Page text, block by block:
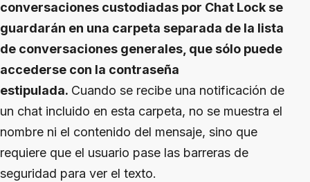
conversaciones custodiadas por Chat Lock se
guardarán en una carpeta separada de la lista
de conversaciones generales, que sólo puede
accederse con la contraseña
estipulada. Cuando se recibe una notificación de
un chat incluido en esta carpeta, no se muestra el
nombre ni el contenido del mensaje, sino que
requiere que el usuario pase las barreras de
seguridad para ver el texto.